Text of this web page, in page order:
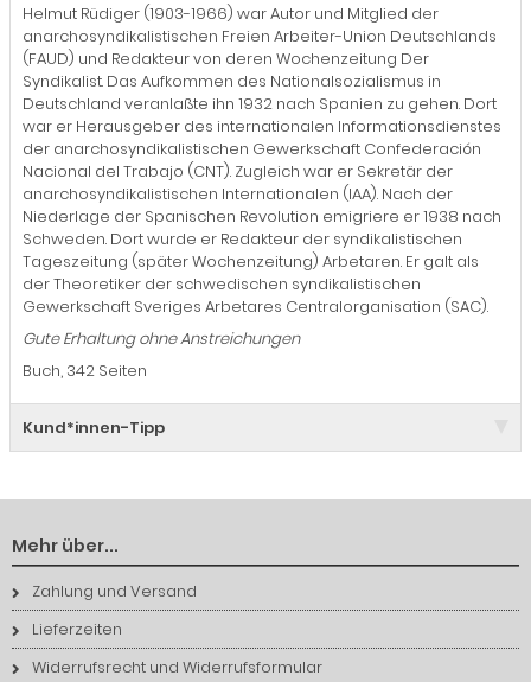
Helmut Rüdiger (1903-1966) war Autor und Mitglied der
anarchosyndikalistischen Freien Arbeiter-Union Deutschlands
(FAUD) und Redakteur von deren Wochenzeitung Der
Syndikalist. Das Aufkommen des Nationalsozialismus in
Deutschland veranlaßte ihn 1932 nach Spanien zu gehen. Dort
war er Herausgeber des internationalen Informationsdienstes
der anarchosyndikalistischen Gewerkschaft Confederación
Nacional del Trabajo (CNT). Zugleich war er Sekretär der
anarchosyndikalistischen Internationalen (IAA). Nach der
Niederlage der Spanischen Revolution emigriere er 1938 nach
Schweden. Dort wurde er Redakteur der syndikalistischen
Tageszeitung (später Wochenzeitung) Arbetaren. Er galt als
der Theoretiker der schwedischen syndikalistischen
Gewerkschaft Sveriges Arbetares Centralorganisation (SAC).
Gute Erhaltung ohne Anstreichungen
Buch, 342 Seiten
Kund*innen-Tipp
Mehr über...
Zahlung und Versand
Lieferzeiten
Widerrufsrecht und Widerrufsformular